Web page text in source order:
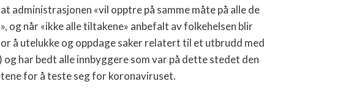
administrasjonen «vil opptre på samme måte på alle de
og når «ikke alle tiltakene» anbefalt av folkehelsen blir
å utelukke og oppdage saker relatert til et utbrudd med
har bedt alle innbyggere som var på dette stedet den
for å teste seg for koronaviruset.